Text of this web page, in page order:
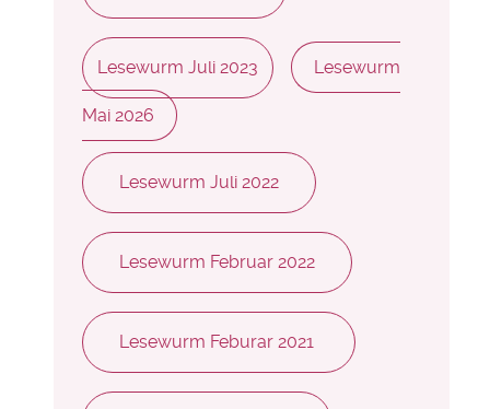
Lesewurm Juli 2023 Lesewurm
Mai 2026
Lesewurm Juli 2022
Lesewurm Februar 2022
Lesewurm Feburar 2021